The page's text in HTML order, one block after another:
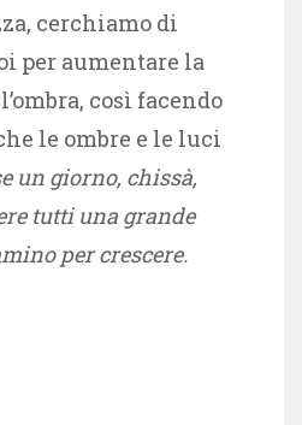
cerchiamo di
per aumentare la
così facendo
le ombre e le luci
un giorno, chissà,
tutti una grande
per crescere.